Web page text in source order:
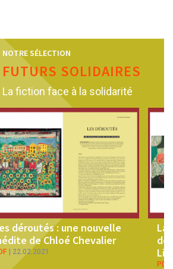
NOTRE SÉLECTION
FUTURS SOLIDAIRES
La fiction face à la solidarité
déroutés : une nouvelle
de Chloé Chevalier
22.02.2021
La
de
Li-
PDF